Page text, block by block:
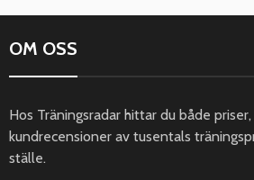
OM OSS
Hos Träningsradar hittar du både
kundrecensioner av tusentals
ställe.